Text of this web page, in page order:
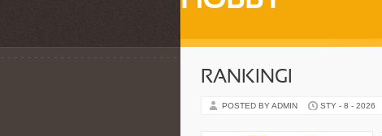
RANKINGI
POSTED BY ADMIN STY - 8 - 2026